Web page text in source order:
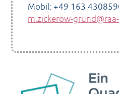
Mobil: +49 163
m.zickerow-